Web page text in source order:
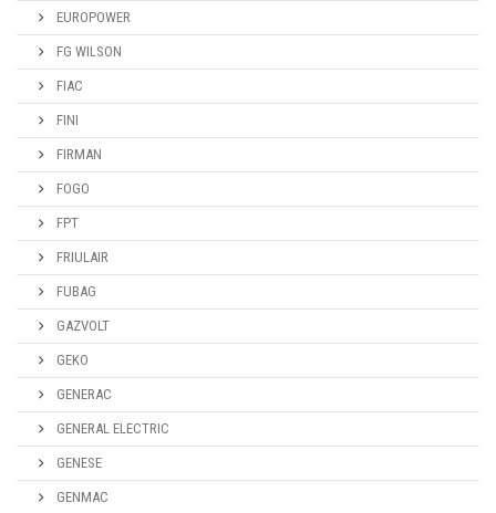
EUROPOWER
FG WILSON
FIAC
FINI
FIRMAN
FOGO
FPT
FRIULAIR
FUBAG
GAZVOLT
GEKO
GENERAC
GENERAL ELECTRIC
GENESE
GENMAC